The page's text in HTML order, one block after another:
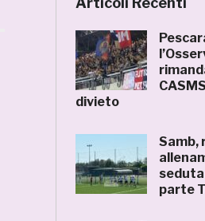
divieto
Samb,
seduta
parte